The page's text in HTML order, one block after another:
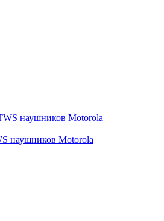
наушников Motorola